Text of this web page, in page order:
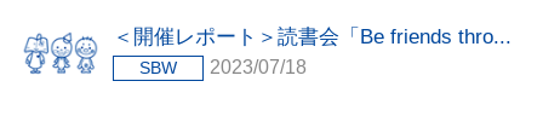
＜開催レポート＞読書会「Be friends thro...
SBW 2023/07/18